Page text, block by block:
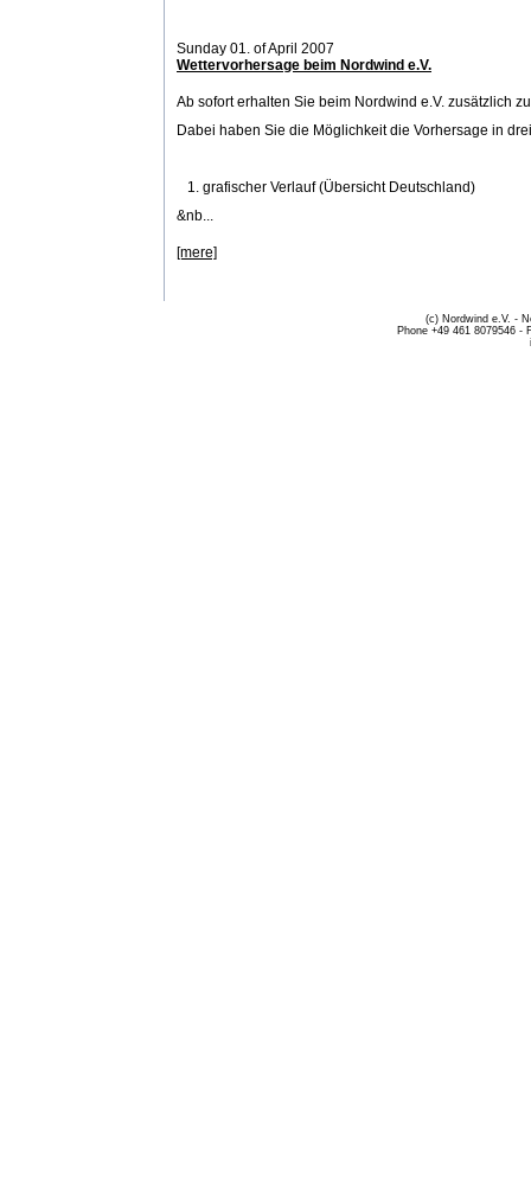
Sunday 01. of April 2007
Wettervorhersage beim Nordwind e.V.
Ab sofort erhalten Sie beim Nordwind e.V. zusätzlich
Dabei haben Sie die Möglichkeit die Vorhersage in
1. grafischer Verlauf (Übersicht Deutschland)
&nb...
[mere]
(c) Nordwind e.V. -
Phone +49 461 8079546 -